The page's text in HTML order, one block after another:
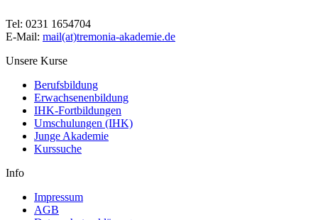
Tel: 0231 1654704
E-Mail: mail(at)tremonia-akademie.de
Unsere Kurse
Berufsbildung
Erwachsenenbildung
IHK-Fortbildungen
Umschulungen (IHK)
Junge Akademie
Kurssuche
Info
Impressum
AGB